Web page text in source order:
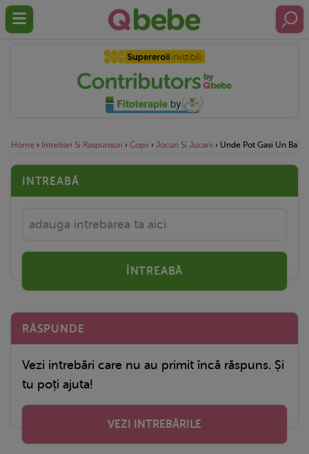
Home › Intrebari Si Raspunsuri › Copii › Jocuri Si Jucarii › Unde Pot Gasi Un
INTREABĂ
ÎNTREABĂ
RĂSPUNDE
Vezi intrebări care nu au primit încă răspuns. Și
tu poți ajuta!
VEZI INTREBĂRILE